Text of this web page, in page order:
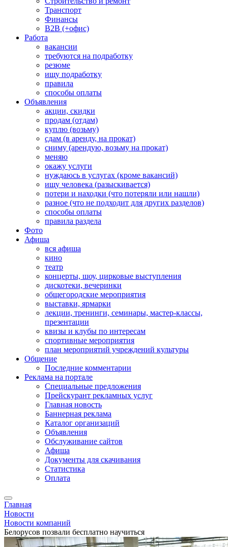
Транспорт
Финансы
B2B (+офис)
Работа
вакансии
требуются на подработку
резюме
ищу подработку
правила
способы оплаты
Объявления
акции, скидки
продам (отдам)
куплю (возьму)
сдам (в аренду, на прокат)
сниму (арендую, возьму на прокат)
меняю
окажу услуги
нуждаюсь в услугах (кроме вакансий)
ищу человека (разыскивается)
потери и находки (что потеряли или нашли)
разное (что не подходит для других разделов)
способы оплаты
правила раздела
Фото
Афиша
вся афиша
кино
театр
концерты, шоу, цирковые выступления
дискотеки, вечеринки
общегородские мероприятия
выставки, ярмарки
лекции, тренинги, семинары, мастер-классы,
презентации
квизы и клубы по интересам
спортивные мероприятия
план мероприятий учреждений культуры
Общение
Последние комментарии
Реклама на портале
Специальные предложения
Прейскурант рекламных услуг
Главная новость
Баннерная реклама
Каталог организаций
Объявления
Обслуживание сайтов
Афиша
Документы для скачивания
Статистика
Оплата
Главная
Новости
Новости компаний
Белорусов позвали бесплатно научиться